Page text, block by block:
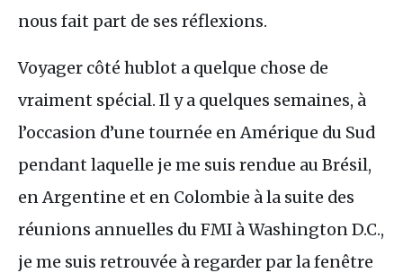
nous fait part de ses réflexions.
Voyager côté hublot a quelque chose de
vraiment spécial. Il y a quelques semaines, à
l’occasion d’une tournée en Amérique du Sud
pendant laquelle je me suis rendue au Brésil,
en Argentine et en Colombie à la suite des
réunions annuelles du FMI à Washington D.C.,
je me suis retrouvée à regarder par la fenêtre